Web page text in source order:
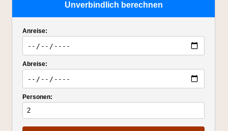
Unverbindlich berechnen
Anreise:
Abreise:
Personen: